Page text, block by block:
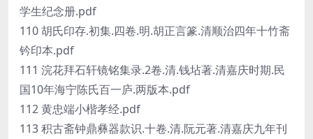
学生纪念册.pdf
110 胡氏印存.初集.四卷.明.胡正言篆.清顺治四年十竹斋
钤印本.pdf
111 浣花拜石轩镜铭集录.2卷.清.钱坫著.清嘉庆时期.民
国10年海宁陈氏百一庐.两版本.pdf
112 黄忠端小楷孝经.pdf
113 积古斋钟鼎彝器款识.十卷.清.阮元著.清嘉庆九年刊